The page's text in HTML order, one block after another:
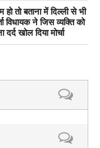
तो बताना में दिल्ली से भी
विधायक ने जिस व्यक्ति को
खोल दिया मोर्चा